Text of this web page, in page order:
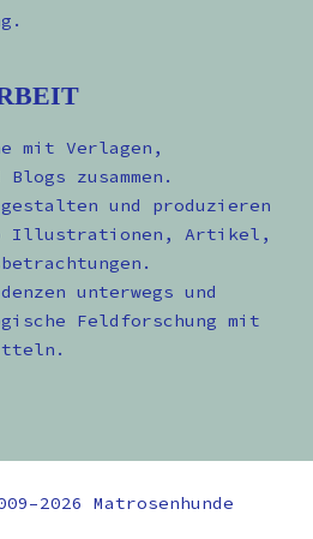
mit Verlagen,
zusammen.
und produzieren
Illustrationen, Artikel,
unterwegs und
Feldforschung mit
Matrosenhunde